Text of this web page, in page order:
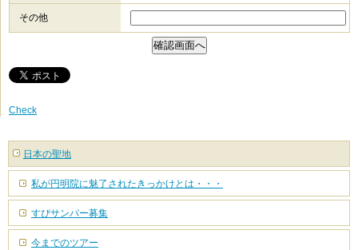
その他
Check
日本の聖地
私が円明院に魅了されたきっかけとは・・・
すぴサンパー募集
今までのツアー